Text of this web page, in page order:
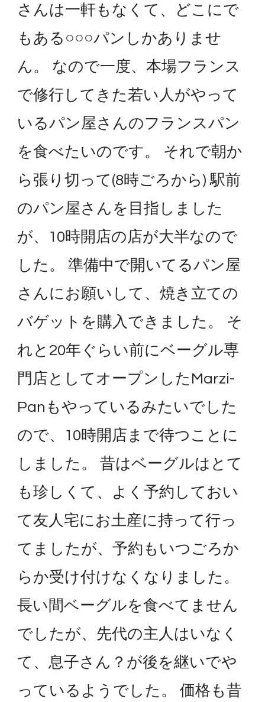
さんは一軒もなくて、どこにで
もある○○○パンしかありませ
ん。 なので一度、本場フランス
で修行してきた若い人がやって
いるパン屋さんのフランスパン
を食べたいのです。 それで朝か
ら張り切って(8時ごろから) 駅前
のパン屋さんを目指しました
が、10時開店の店が大半なので
した。 準備中で開いてるパン屋
さんにお願いして、焼き立ての
バゲットを購入できました。 そ
れと20年ぐらい前にベーグル専
門店としてオープンしたMarzi-
Panもやっているみたいでした
ので、10時開店まで待つことに
しました。 昔はベーグルはとて
も珍しくて、よく予約しておい
て友人宅にお土産に持って行っ
てましたが、予約もいつごろか
らか受け付けなくなりました。
長い間ベーグルを食べてません
でしたが、先代の主人はいなく
て、息子さん？が後を継いでや
っているようでした。 価格も昔